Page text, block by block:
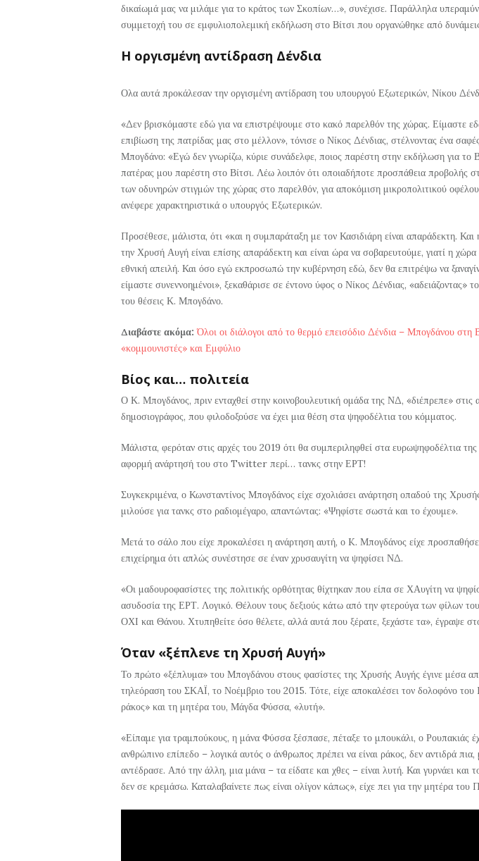
δικαίωμά μας να μιλάμε για το κράτος των Σκοπίων…», συνέχισε. Παράλληλα
συμμετοχή του σε εμφυλιοπολεμική εκδήλωση στο Βίτσι που οργανώθηκε από
Η οργισμένη αντίδραση Δένδια
Ολα αυτά προκάλεσαν την οργισμένη αντίδραση του υπουργού Εξωτερικών, Νίκου
«Δεν βρισκόμαστε εδώ για να επιστρέψουμε στο κακό παρελθόν της χώρας. Είμαστε
επιβίωση της πατρίδας μας στο μέλλον», τόνισε ο Νίκος Δένδιας, στέλνοντας ένα
Μπογδάνο: «Εγώ δεν γνωρίζω, κύριε συνάδελφε, ποιος παρέστη στην εκδήλωση για το
πατέρας μου παρέστη στο Βίτσι. Λέω λοιπόν ότι οποιαδήποτε προσπάθεια προβολής
των οδυνηρών στιγμών της χώρας στο παρελθόν, για αποκόμιση μικροπολιτικού
ανέφερε χαρακτηριστικά ο υπουργός Εξωτερικών.
Προσέθεσε, μάλιστα, ότι «και η συμπαράταξη με τον Κασιδιάρη είναι απαράδεκτη.
την Χρυσή Αυγή είναι επίσης απαράδεκτη και είναι ώρα να σοβαρευτούμε, γιατί η
εθνική απειλή. Και όσο εγώ εκπροσωπώ την κυβέρνηση εδώ, δεν θα επιτρέψω να
είμαστε συνεννοημένοι», ξεκαθάρισε σε έντονο ύφος ο Νίκος Δένδιας, «αδειάζοντας»
του θέσεις Κ. Μπογδάνο.
Διαβάστε ακόμα:Όλοι οι διάλογοι από το θερμό επεισόδιο Δένδια – Μπογδάνου στη
«κομμουνιστές» και Εμφύλιο
Βίος και… πολιτεία
Ο Κ. Μπογδάνος, πριν ενταχθεί στην κοινοβουλευτική ομάδα της ΝΔ, «διέπρεπε» στις
δημοσιογράφος, που φιλοδοξούσε να έχει μια θέση στα ψηφοδέλτια του κόμματος.
Μάλιστα, φερόταν στις αρχές του 2019 ότι θα συμπεριληφθεί στα ευρωψηφοδέλτια
αφορμή ανάρτησή του στο Twitter περί… τανκς στην ΕΡΤ!
Συγκεκριμένα, ο Κωνσταντίνος Μπογδάνος είχε σχολιάσει ανάρτηση οπαδού της
μιλούσε για τανκς στο ραδιομέγαρο, απαντώντας: «Ψηφίστε σωστά και το έχουμε».
Μετά το σάλο που είχε προκαλέσει η ανάρτηση αυτή, ο K. Μπογδάνος είχε
επιχείρημα ότι απλώς συνέστησε σε έναν χρυσαυγίτη να ψηφίσει ΝΔ.
«Οι μαδουροφασίστες της πολιτικής ορθότητας θίχτηκαν που είπα σε ΧΑυγίτη να
ασυδοσία της ΕΡΤ. Λογικό. Θέλουν τους δεξιούς κάτω από την φτερούγα των φίλων
ΟΧΙ και Θάνου. Χτυπηθείτε όσο θέλετε, αλλά αυτά που ξέρατε, ξεχάστε τα»,
Όταν «ξέπλενε τη Χρυσή Αυγή»
Το πρώτο «ξέπλυμα» του Μπογδάνου στους φασίστες της Χρυσής Αυγής έγινε μέσα
τηλεόραση του ΣΚΑΪ, το Νοέμβριο του 2015. Τότε, είχε αποκαλέσει τον δολοφόνο
ράκος» και τη μητέρα του, Μάγδα Φύσσα, «λυτή».
«Είπαμε για τραμπούκους, η μάνα Φύσσα ξέσπασε, πέταξε το μπουκάλι, ο Ρουπακιάς
ανθρώπινο επίπεδο – λογικά αυτός ο άνθρωπος πρέπει να είναι ράκος, δεν αντιδρά
αντέδρασε. Από την άλλη, μια μάνα – τα είδατε και χθες – είναι λυτή. Και γυρνάει και
δεν σε κρεμάσω. Καταλαβαίνετε πως είναι ολίγον κάπως», είχε πει για την μητέρα